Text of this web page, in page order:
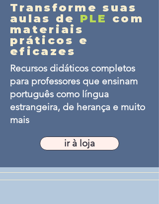
Transforme suas
aulas de PLE com
materiais
práticos e
eficazes
Recursos didáticos completos
para professores que ensinam
português como língua
estrangeira, de herança e muito
mais
ir à loja